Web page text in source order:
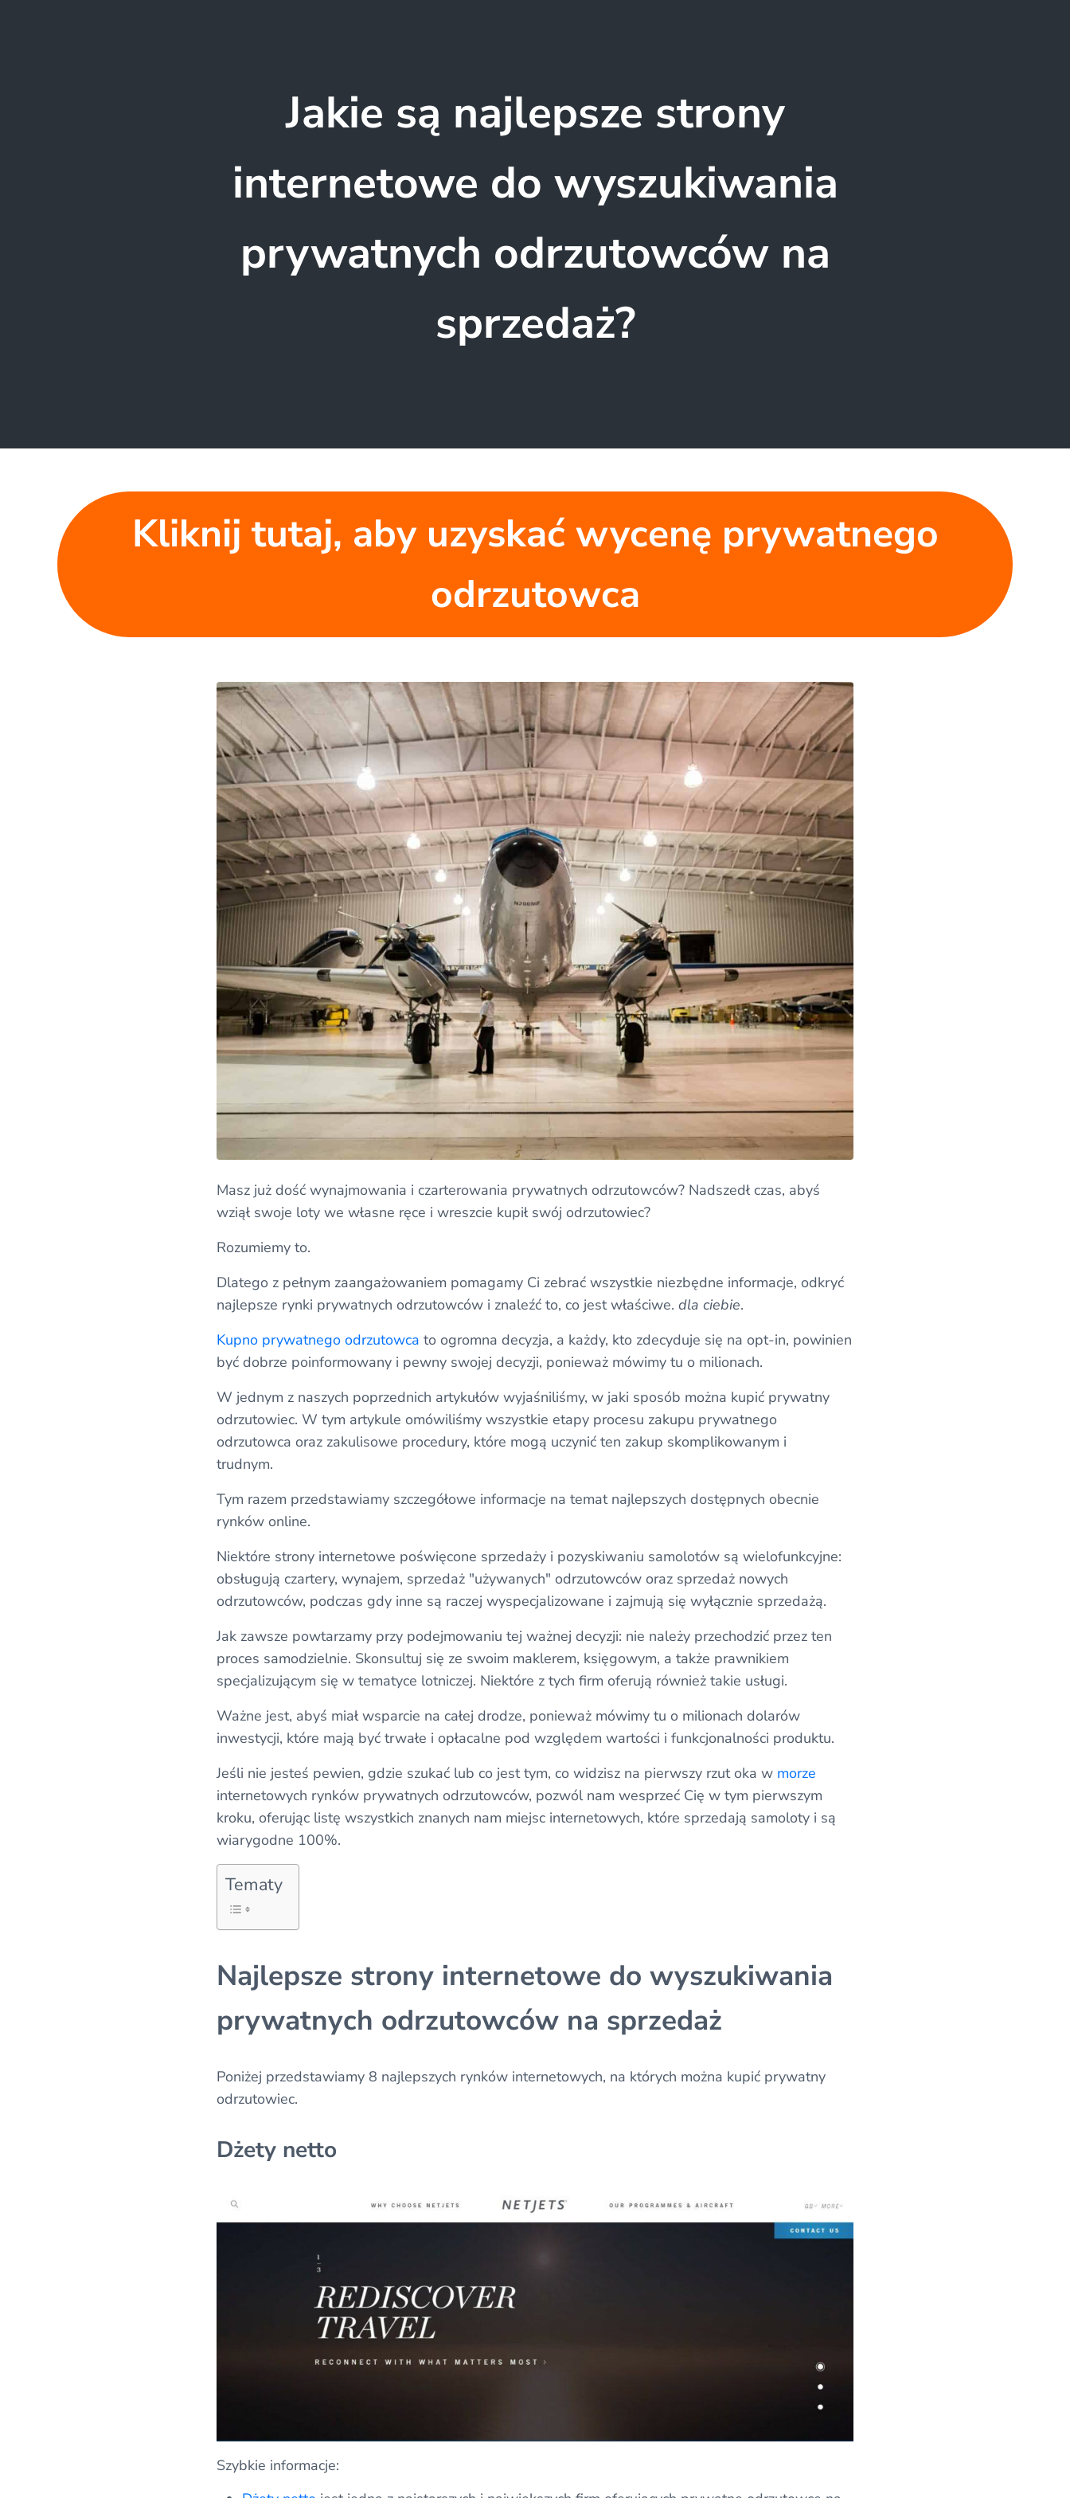
Jakie są najlepsze strony
internetowe do wyszukiwania
prywatnych odrzutowców na
sprzedaż?
Kliknij tutaj, aby uzyskać wycenę prywatnego
odrzutowca
Masz już dość wynajmowania i czarterowania prywatnych odrzutowców? Nadszedł czas, abyś
wziął swoje loty we własne ręce i wreszcie kupił swój odrzutowiec?
Rozumiemy to.
Dlatego z pełnym zaangażowaniem pomagamy Ci zebrać wszystkie niezbędne informacje, odkryć
najlepsze rynki prywatnych odrzutowców i znaleźć to, co jest właściwe. dla ciebie.
Kupno prywatnego odrzutowca to ogromna decyzja, a każdy, kto zdecyduje się na opt-in, powinien
być dobrze poinformowany i pewny swojej decyzji, ponieważ mówimy tu o milionach.
W jednym z naszych poprzednich artykułów wyjaśniliśmy, w jaki sposób można kupić prywatny
odrzutowiec. W tym artykule omówiliśmy wszystkie etapy procesu zakupu prywatnego
odrzutowca oraz zakulisowe procedury, które mogą uczynić ten zakup skomplikowanym i
trudnym.
Tym razem przedstawiamy szczegółowe informacje na temat najlepszych dostępnych obecnie
rynków online.
Niektóre strony internetowe poświęcone sprzedaży i pozyskiwaniu samolotów są wielofunkcyjne:
obsługują czartery, wynajem, sprzedaż "używanych" odrzutowców oraz sprzedaż nowych
odrzutowców, podczas gdy inne są raczej wyspecjalizowane i zajmują się wyłącznie sprzedażą.
Jak zawsze powtarzamy przy podejmowaniu tej ważnej decyzji: nie należy przechodzić przez ten
proces samodzielnie. Skonsultuj się ze swoim maklerem, księgowym, a także prawnikiem
specjalizującym się w tematyce lotniczej. Niektóre z tych firm oferują również takie usługi.
Ważne jest, abyś miał wsparcie na całej drodze, ponieważ mówimy tu o milionach dolarów
inwestycji, które mają być trwałe i opłacalne pod względem wartości i funkcjonalności produktu.
Jeśli nie jesteś pewien, gdzie szukać lub co jest tym, co widzisz na pierwszy rzut oka w morze
internetowych rynków prywatnych odrzutowców, pozwól nam wesprzeć Cię w tym pierwszym
kroku, oferując listę wszystkich znanych nam miejsc internetowych, które sprzedają samoloty i są
wiarygodne 100%.
Tematy
Najlepsze strony internetowe do wyszukiwania
prywatnych odrzutowców na sprzedaż
Poniżej przedstawiamy 8 najlepszych rynków internetowych, na których można kupić prywatny
odrzutowiec.
Dżety netto
Szybkie informacje: